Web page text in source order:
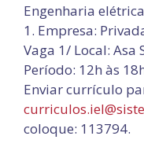
Engenharia elétrica
1. Empresa:
Vaga 1/ Local: Asa
Período: 12h às
Enviar currículo
coloque: 113794.